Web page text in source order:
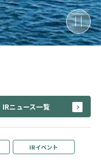
IRニュース一覧
IRイベント